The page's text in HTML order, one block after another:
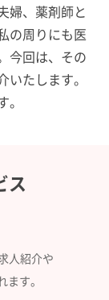
婦、薬剤師と
の周りにも医
今回は、その
たします。
ス
人紹介や
す。